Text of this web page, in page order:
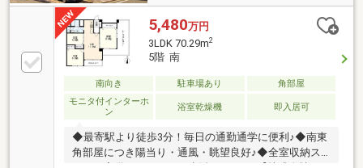
5,480万円
3LDK 70.29m2
5階 南
南向き 駐車場あり
角部屋
モニタ付インターホ
ン
浴室乾燥機 即入居可
◆最寄駅より徒歩3分！毎日の通勤通学に便利♪◆南東
角部屋につき陽当り・通風・眺望良好♪◆全室収納ス